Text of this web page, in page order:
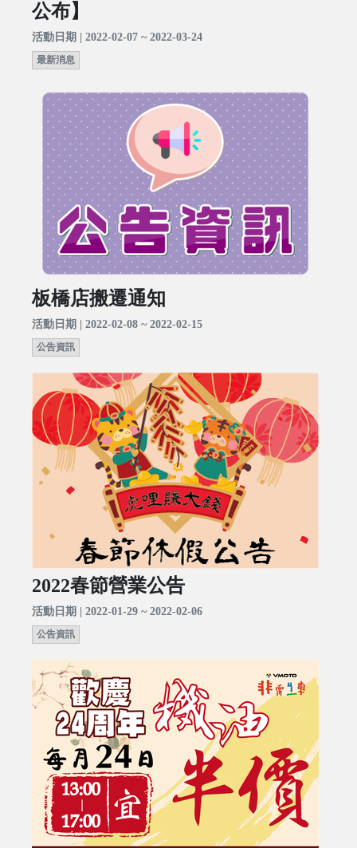
公布】
活動日期 | 2022-02-07 ~ 2022-03-24
最新消息
板橋店搬遷通知
活動日期 | 2022-02-08 ~ 2022-02-15
公告資訊
2022春節營業公告
活動日期 | 2022-01-29 ~ 2022-02-06
公告資訊